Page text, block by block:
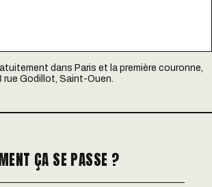
dans Paris et la première couronne,
rue Godillot, Saint-Ouen.
ÇA SE PASSE ?